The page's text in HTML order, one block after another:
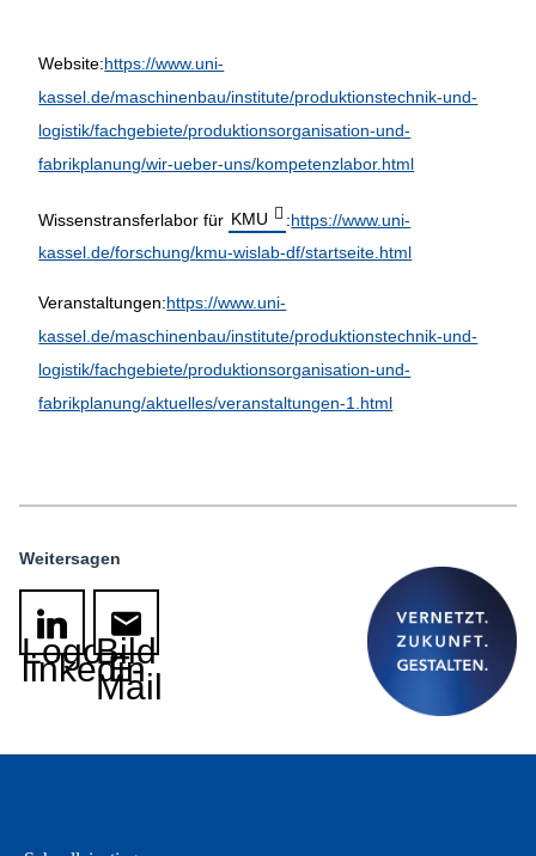
Website:https://www.uni-
kassel.de/maschinenbau/institute/produktionstechnik-und-
logistik/fachgebiete/produktionsorganisation-und-
fabrikplanung/wir-ueber-uns/kompetenzlabor.html
Wissenstransferlabor für KMU :https://www.uni-
kassel.de/forschung/kmu-wislab-df/startseite.html
Veranstaltungen:https://www.uni-
kassel.de/maschinenbau/institute/produktionstechnik-und-
logistik/fachgebiete/produktionsorganisation-und-
fabrikplanung/aktuelles/veranstaltungen-1.html
Weitersagen
Logo
linkedin
Bild
E-
Mail